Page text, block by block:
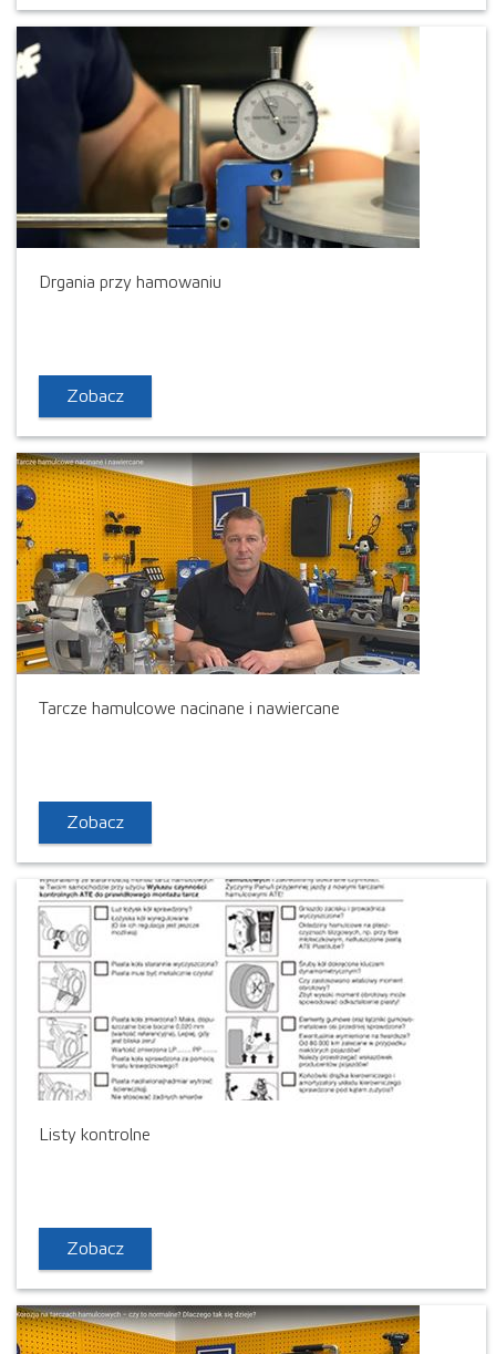
Drgania przy hamowaniu
Zobacz
Tarcze hamulcowe nacinane i nawiercane
Zobacz
Listy kontrolne
Zobacz